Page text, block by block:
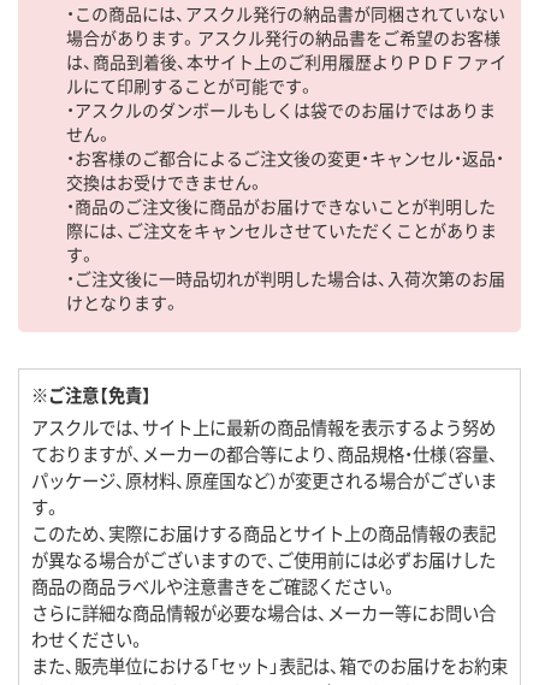
・この商品には、アスクル発行の納品書が同梱されていない
場合があります。アスクル発行の納品書をご希望のお客様
は、商品到着後、本サイト上のご利用履歴よりＰＤＦファイ
ルにて印刷することが可能です。
・アスクルのダンボールもしくは袋でのお届けではありま
せん。
・お客様のご都合によるご注文後の変更・キャンセル・返品・
交換はお受けできません。
・商品のご注文後に商品がお届けできないことが判明した
際には、ご注文をキャンセルさせていただくことがありま
す。
・ご注文後に一時品切れが判明した場合は、入荷次第のお届
けとなります。
※ご注意【免責】
アスクルでは、サイト上に最新の商品情報を表示するよう努め
ておりますが、メーカーの都合等により、商品規格・仕様（容量、
パッケージ、原材料、原産国など）が変更される場合がございま
す。
このため、実際にお届けする商品とサイト上の商品情報の表記
が異なる場合がございますので、ご使用前には必ずお届けした
商品の商品ラベルや注意書きをご確認ください。
さらに詳細な商品情報が必要な場合は、メーカー等にお問い合
わせください。
また、販売単位における「セット」表記は、箱でのお届けをお約束